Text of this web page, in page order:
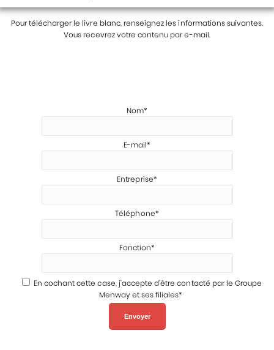
Pour télécharger le livre blanc, renseignez les informations suivantes.
Vous recevrez votre contenu par e-mail.
Nom*
E-mail*
Entreprise*
Téléphone*
Fonction*
En cochant cette case, j'accepte d'être contacté par le Groupe
Menway et ses filiales*